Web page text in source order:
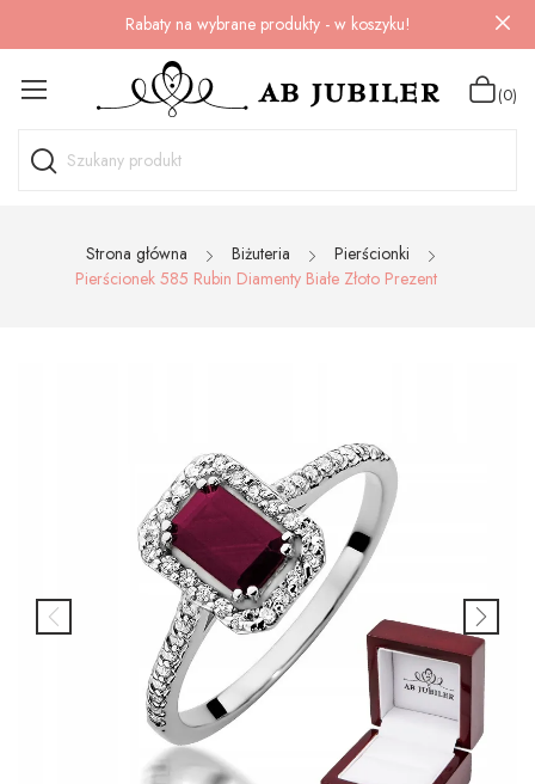
Rabaty na wybrane produkty - w koszyku!
(0)
Strona główna Biżuteria
Pierścionki
Pierścionek 585 Rubin Diamenty Białe Złoto Prezent